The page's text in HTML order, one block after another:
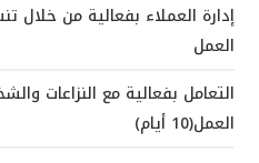
إدارة العملاء بفعالية من خلال
العمل
التعامل بفعالية مع النزاعات
العمل(10 أيام)